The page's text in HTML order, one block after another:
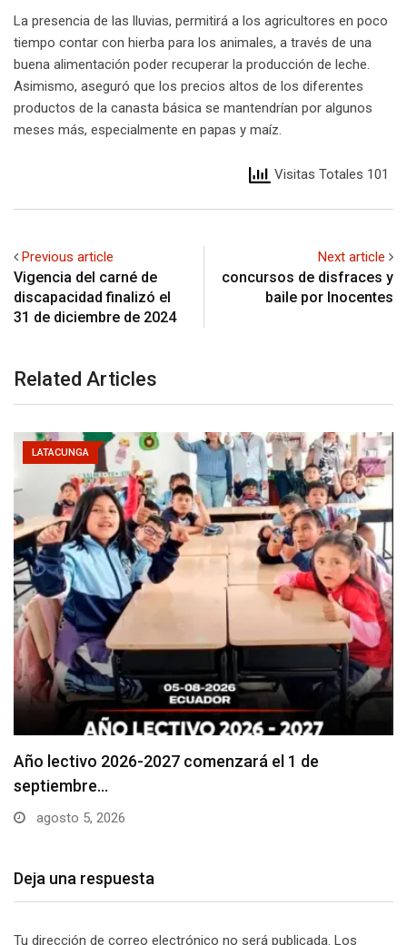
La presencia de las lluvias, permitirá a los agricultores en poco
tiempo contar con hierba para los animales, a través de una
buena alimentación poder recuperar la producción de leche.
Asimismo, aseguró que los precios altos de los diferentes
productos de la canasta básica se mantendrían por algunos
meses más, especialmente en papas y maíz.
Visitas Totales 101
Previous article
Vigencia del carné de
discapacidad finalizó el
31 de diciembre de 2024
Next article
concursos de disfraces y
baile por Inocentes
Related Articles
LATACUNGA
Se suspenderá servicio de agua potable en varios…
agosto 5, 2026
Deja una respuesta
Tu dirección de correo electrónico no será publicada. Los